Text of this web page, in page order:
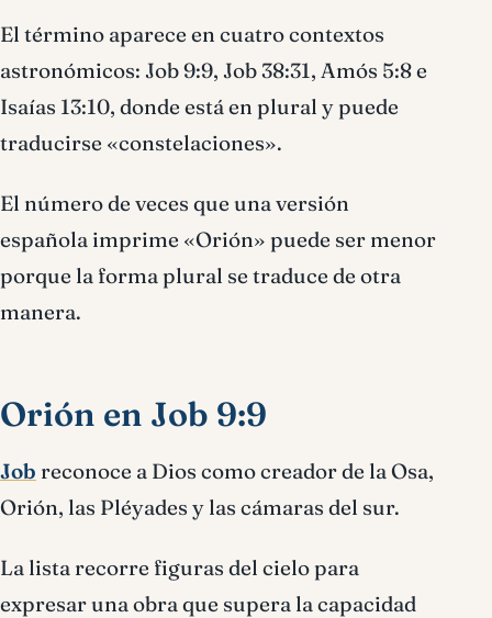
El término aparece en cuatro contextos
astronómicos: Job 9:9, Job 38:31, Amós 5:8 e
Isaías 13:10, donde está en plural y puede
traducirse «constelaciones».
El número de veces que una versión
española imprime «Orión» puede ser menor
porque la forma plural se traduce de otra
manera.
Orión en Job 9:9
Job reconoce a Dios como creador de la Osa,
Orión, las Pléyades y las cámaras del sur.
La lista recorre figuras del cielo para
expresar una obra que supera la capacidad